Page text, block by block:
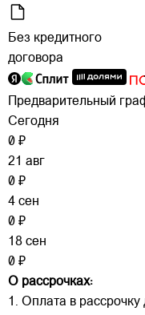
Без кредитного
договора
Предварительный
Сегодня
0 ₽
21 авг
0 ₽
4 сен
0 ₽
18 сен
0 ₽
О рассрочках:
1. Оплата в рассрочку